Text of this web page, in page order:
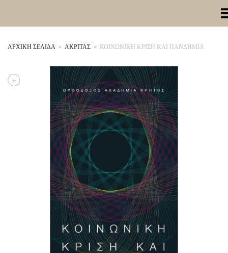
Toggle
ΑΡΧΙΚΉ ΣΕΛΊΔΑ » ΑΚΡΙΤΑΣ » ΚΟΙΝΩΝΙΚΗ ΚΡΙΣΗ ΚΑΙ ΠΑΝΔΗΜΙΑ
+